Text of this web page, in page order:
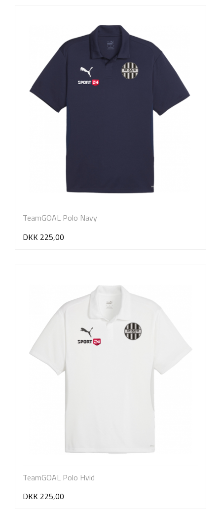
TeamGOAL Polo Navy
DKK 225,00
TeamGOAL Polo Hvid
DKK 225,00